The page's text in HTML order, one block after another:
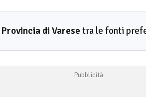
di Varese tra le fonti